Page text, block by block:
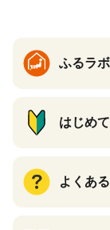
ふるラ
はじめ
よくあ